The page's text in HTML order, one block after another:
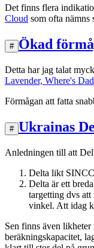
Det finns flera
Cloud som ofta nämns
# Ökad
Detta har jag talat
Lavender, Where's
Förmågan att fatta
# Ukrainas
Anledningen till att
Delta likt
Delta är ett
targetting dvs
vinkel. Att idag
Sen finns även
beräkningskapacitet,